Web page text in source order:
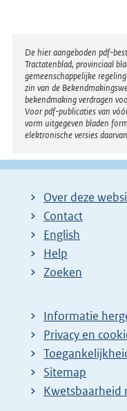
Disclaimer
De hier aangeboden pdf-
Tractatenblad, provinciaal
gemeenschappelijke
zin van de
bekendmaking verdragen
Voor pdf-publicaties van
vorm uitgegeven bladen
elektronische versies
Over deze
Contact
English
Help
Zoeken
Informatie
Privacy en
Sitemap
E
Kwetsbaarheid